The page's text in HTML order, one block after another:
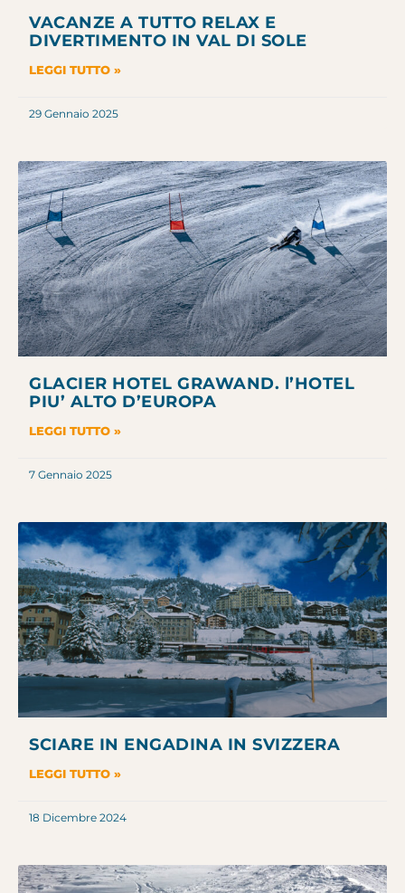
VACANZE A TUTTO RELAX E
DIVERTIMENTO IN VAL DI SOLE
LEGGI TUTTO »
29 Gennaio 2025
GLACIER HOTEL GRAWAND. l’HOTEL
PIU’ ALTO D’EUROPA
LEGGI TUTTO »
7 Gennaio 2025
SCIARE IN ENGADINA IN SVIZZERA
LEGGI TUTTO »
18 Dicembre 2024